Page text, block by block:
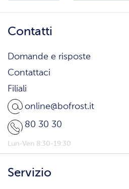
Contatti
Domande e risposte
Contattaci
Filiali
online@bofrost.it
80 30 30
Lun-Ven 8:30-19:30
Servizio